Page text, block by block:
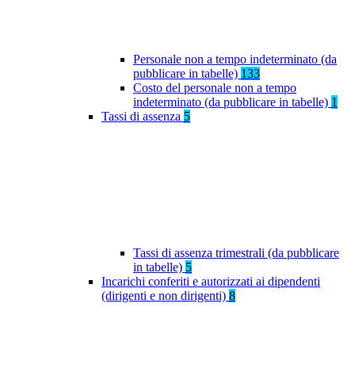
Personale non a tempo indeterminato (da
pubblicare in tabelle) 133
Costo del personale non a tempo
indeterminato (da pubblicare in tabelle) 1
Tassi di assenza 5
Tassi di assenza trimestrali (da pubblicare
in tabelle) 5
Incarichi conferiti e autorizzati ai dipendenti
(dirigenti e non dirigenti) 8